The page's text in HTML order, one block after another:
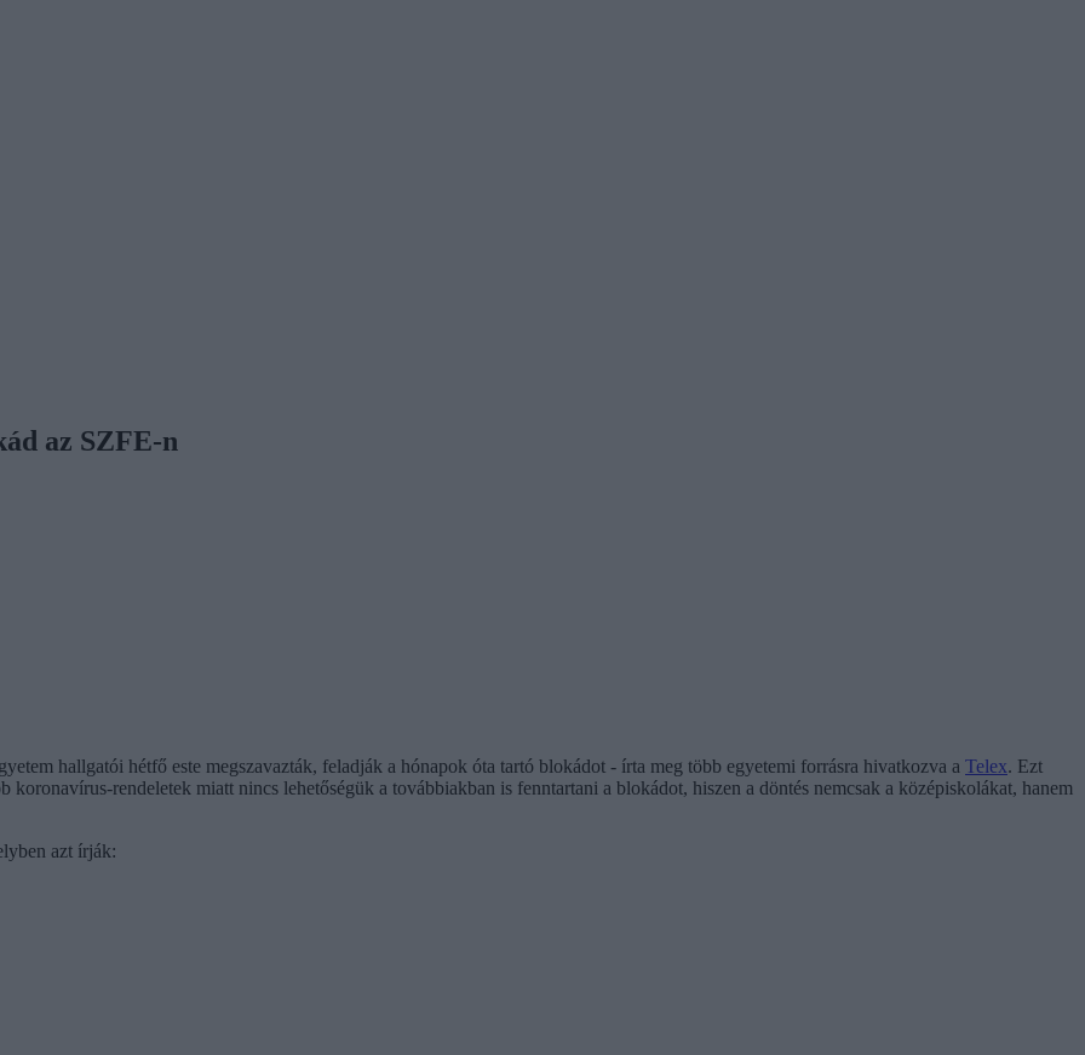
az SZFE-n
hallgatói hétfő este megszavazták, feladják a hónapok óta tartó blokádot - írta meg több egyetemi forrásra hivatkozva a Telex. Ezt
rendeletek miatt nincs lehetőségük a továbbiakban is fenntartani a blokádot, hiszen a döntés nemcsak a középiskolákat, hanem
azt írják: